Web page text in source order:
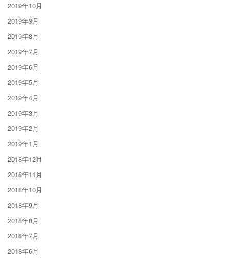
2019年10月
2019年9月
2019年8月
2019年7月
2019年6月
2019年5月
2019年4月
2019年3月
2019年2月
2019年1月
2018年12月
2018年11月
2018年10月
2018年9月
2018年8月
2018年7月
2018年6月